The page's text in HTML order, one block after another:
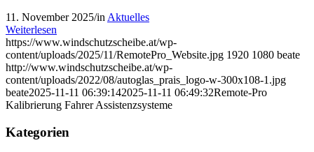
11. November 2025/in Aktuelles
Weiterlesen
https://www.windschutzscheibe.at/wp-
content/uploads/2025/11/RemotePro_Website.jpg 1920 1080 beate
http://www.windschutzscheibe.at/wp-
content/uploads/2022/08/autoglas_prais_logo-w-300x108-1.jpg
beate2025-11-11 06:39:142025-11-11 06:49:32Remote-Pro
Kalibrierung Fahrer Assistenzsysteme
Kategorien